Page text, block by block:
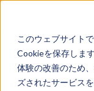
このウェブサイト
Cookieを保存しま
体験の改善のため
ズされたサービス